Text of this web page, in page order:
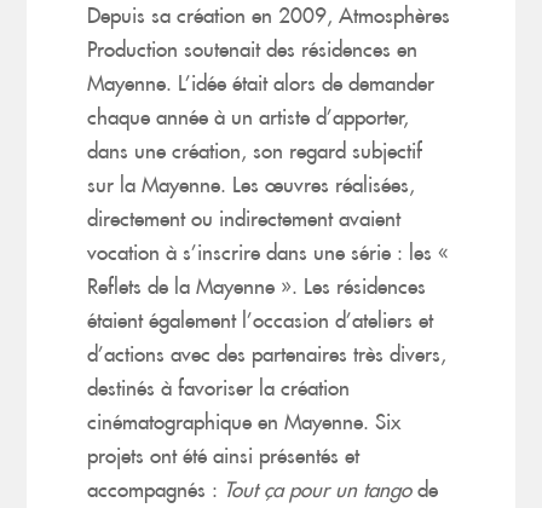
Depuis sa création en 2009, Atmosphères
Production soutenait des résidences en
Mayenne. L’idée était alors de demander
chaque année à un artiste d’apporter,
dans une création, son regard subjectif
sur la Mayenne. Les œuvres réalisées,
directement ou indirectement avaient
vocation à s’inscrire dans une série : les «
Reflets de la Mayenne ». Les résidences
étaient également l’occasion d’ateliers et
d’actions avec des partenaires très divers,
destinés à favoriser la création
cinématographique en Mayenne. Six
projets ont été ainsi présentés et
accompagnés : Tout ça pour un tangode